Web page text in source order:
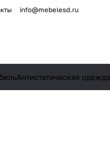
info@mebelesd.ru
Антистатическая одежда